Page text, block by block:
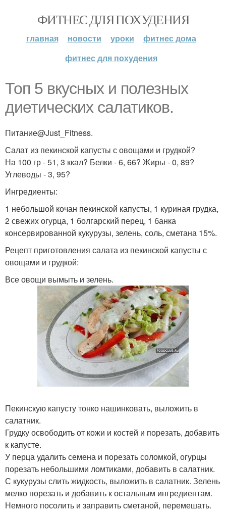
ФИТНЕС ДЛЯ ПОХУДЕНИЯ
главная новости уроки
фитнес дома
фитнес для похудения
Топ 5 вкусных и полезных
диетических салатиков.
Питание@Just_Fitness.
Салат из пекинской капусты с овощами и грудкой?
На 100 гр - 51, 3 ккал? Белки - 6, 66? Жиры - 0, 89?
Углеводы - 3, 95?
Ингредиенты:
1 небольшой кочан пекинской капусты, 1 куриная грудка,
2 свежих огурца, 1 болгарский перец, 1 банка
консервированной кукурузы, зелень, соль, сметана 15%.
Рецепт приготовления салата из пекинской капусты с
овощами и грудкой:
Все овощи вымыть и зелень.
Пекинскую капусту тонко нашинковать, выложить в
салатник.
Грудку освободить от кожи и костей и порезать, добавить
к капусте.
У перца удалить семена и порезать соломкой, огурцы
порезать небольшими ломтиками, добавить в салатник.
С кукурузы слить жидкость, выложить в салатник. Зелень
мелко порезать и добавить к остальным ингредиентам.
Немного посолить и заправить сметаной, перемешать.